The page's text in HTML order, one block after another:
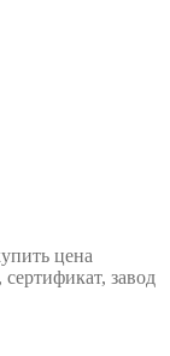
цена
завод